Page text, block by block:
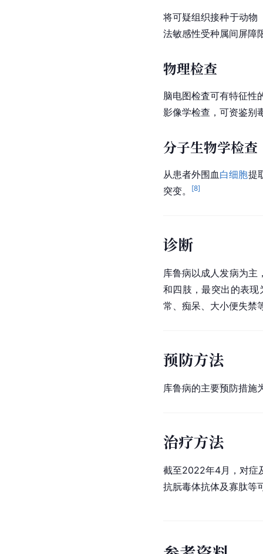
将可疑组织接种于动物
法敏感性受种属间屏障
物理检查
脑电图检査可有特征性
影像学检查，可资鉴别
分子生物学检查
从患者外围血 白细胞提
突变。
[8]
诊断
库鲁病以成人发病为主
和四肢，最突出的表
常、痴呆、大小便失禁
预防方法
库鲁病的主要预防措施
治疗方法
截至2022年4月，对症
抗朊毒体抗体及寡肽等